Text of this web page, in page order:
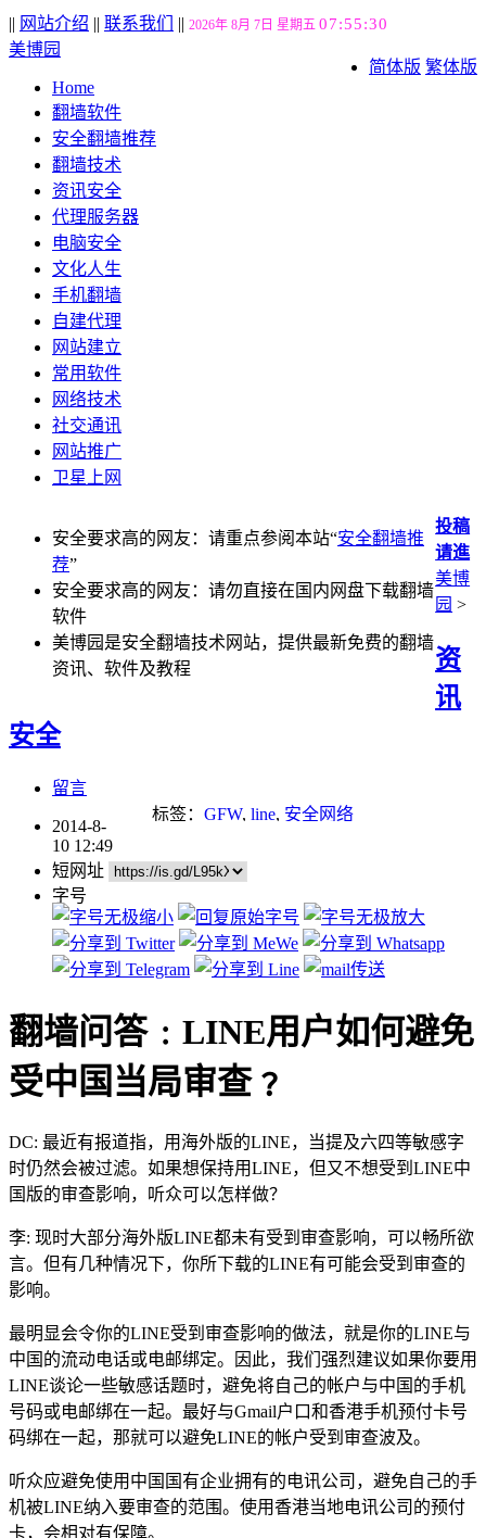
|| 网站介绍 || 联系我们 || 2026年 8月 7日 星期五 07:55:31
简体版 繁体版
美博园
Home
翻墙软件
安全翻墙推荐
翻墙技术
资讯安全
代理服务器
电脑安全
文化人生
手机翻墙
自建代理
网站建立
常用软件
网络技术
社交通讯
网站推广
卫星上网
安全要求高的网友：请重点参阅本站“安全翻墙推
荐”
安全要求高的网友：请勿直接在国内网盘下载翻墙
软件
美博园是安全翻墙技术网站，提供最新免费的翻墙
资讯、软件及教程
投稿
请進
美博
园 >
资
讯
安全
留言
标签： GFW, line, 安全网络
2014-8-
10 12:49
短网址
字号
翻墙问答﹕LINE用户如何避免
受中国当局审查﹖
DC: 最近有报道指，用海外版的LINE，当提及六四等敏感字
时仍然会被过滤。如果想保持用LINE，但又不想受到LINE中
国版的审查影响，听众可以怎样做？
李: 现时大部分海外版LINE都未有受到审查影响，可以畅所欲
言。但有几种情况下，你所下载的LINE有可能会受到审查的
影响。
最明显会令你的LINE受到审查影响的做法，就是你的LINE与
中国的流动电话或电邮绑定。因此，我们强烈建议如果你要用
LINE谈论一些敏感话题时，避免将自己的帐户与中国的手机
号码或电邮绑在一起。最好与Gmail户口和香港手机预付卡号
码绑在一起，那就可以避免LINE的帐户受到审查波及。
听众应避免使用中国国有企业拥有的电讯公司，避免自己的手
机被LINE纳入要审查的范围。使用香港当地电讯公司的预付
卡，会相对有保障。